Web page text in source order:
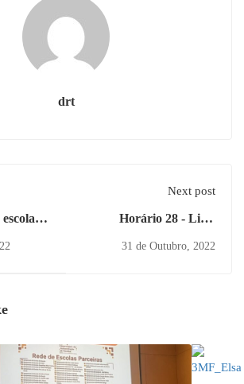
drt
-
Next post
Horário 28 - Lista
31 de Outubro, 2022